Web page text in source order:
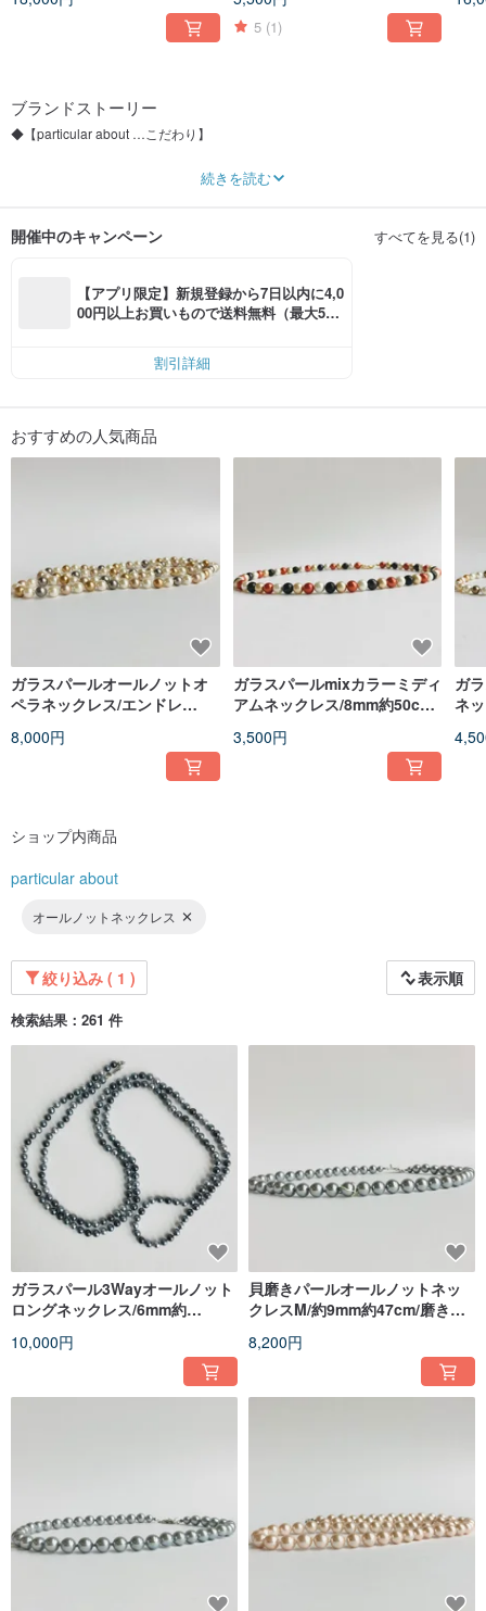
ジュmix/made in japan
5 (1)
ー
ブランドストーリー
◆【particular about …こだわり】
※年末年始等につきまして…12/27(土)から1/4(日)までお問合せ業務並びに発送
業務をお休みさせて頂きます。誠に恐れ入りますが、何卒ご了承いただけます
この度は当ページにお越し頂きありがとうございます。
ックな日本製コスチュームジュエリー/ネックレス・イヤリング等を中心に製
造・製作・販売しております。シンプルな中にも独自の優しい色味・質感・品
質にこだわっております。日本国内・アメリカ、ヨーロッパのコスチュームジ
なパーツから、日本の量販店・問屋などでも販売されていないパーツやオリジ
ナル製品等も厳選して出品しております。※国内のアパレルブランドやアクセサ
リーブランドのOEM用に生産していた未使用のストックパーツなどもございま
続きを読む
開催中のキャンペーン すべてを見る(1)
【アプリ限定】新規登録から7日以内に4,0
00円以上お買いもので送料無料（最大500
割引詳細
おすすめの人気商品
ガラスパールオールノットオ
ペラネックレス/エンドレ
ージュmix/日本製
8,000円
ガラスパールmixカラーミディ
アムネックレス/8mm約50cm/
3,500円
ガ
ネ
ショップ内商品
particular about
オールノットネックレス
絞り込み ( 1 ) 表示順
検索結果：261 件
ガラスパール3Wayオールノット
ロングネックレス/6mm約
japan
10,000円
貝磨きパールオールノットネッ
クレスM/約9mm約47cm/磨きグ
8,200円